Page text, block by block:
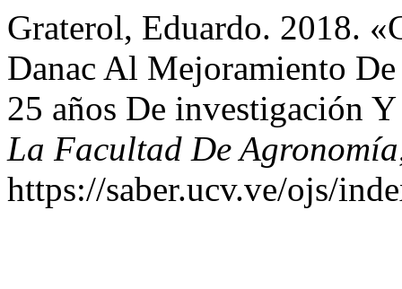
Graterol, Eduardo. 2018.
Danac Al Mejoramiento
25 años De investigación
La Facultad De Agronomía
https://saber.ucv.ve/ojs/